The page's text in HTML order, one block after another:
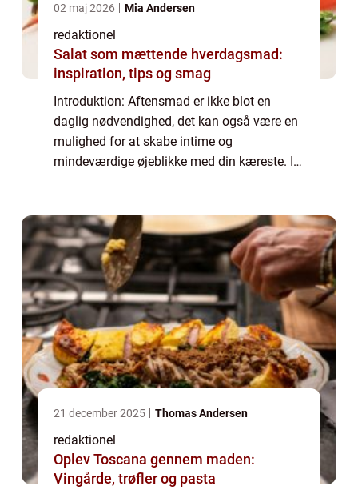
02 maj 2026 Mia Andersen
redaktionel
Salat som mættende hverdagsmad:
inspiration, tips og smag
Introduktion: Aftensmad er ikke blot en
daglig nødvendighed, det kan også være en
mulighed for at skabe intime og
mindeværdige øjeblikke med din kæreste. I
kærestenR...
21 december 2025 Thomas Andersen
redaktionel
Oplev Toscana gennem maden:
Vingårde, trøfler og pasta